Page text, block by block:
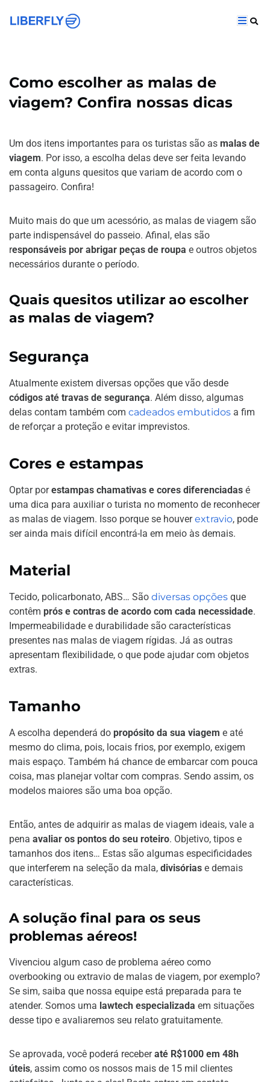
Como escolher as malas de
viagem? Confira nossas dicas
Um dos itens importantes para os turistas são as malas de
viagem. Por isso, a escolha delas deve ser feita levando
em conta alguns quesitos que variam de acordo com o
passageiro. Confira!
Muito mais do que um acessório, as malas de viagem são
parte indispensável do passeio. Afinal, elas são
responsáveis por abrigar peças de roupa e outros objetos
necessários durante o período.
Quais quesitos utilizar ao escolher
as malas de viagem?
Segurança
Atualmente existem diversas opções que vão desde
códigos até travas de segurança. Além disso, algumas
delas contam também com cadeados embutidos a fim
de reforçar a proteção e evitar imprevistos.
Cores e estampas
Optar porestampas chamativas e cores diferenciadas é
uma dica para auxiliar o turista no momento de reconhecer
as malas de viagem. Isso porque se houverextravio, pode
ser ainda mais difícil encontrá-la em meio às demais.
Material
Tecido, policarbonato, ABS… São diversas opções que
contêm prós e contras de acordo com cada necessidade.
Impermeabilidade e durabilidade são características
presentes nas malas de viagem rígidas. Já as outras
apresentam flexibilidade, o que pode ajudar com objetos
extras.
Tamanho
A escolha dependerá do propósito da sua viagem e até
mesmo do clima, pois, locais frios, por exemplo, exigem
mais espaço. Também há chance de embarcar com pouca
coisa, mas planejar voltar com compras. Sendo assim, os
modelos maiores são uma boa opção.
Então, antes de adquirir as malas de viagem ideais, vale a
pena avaliar os pontos do seu roteiro. Objetivo, tipos e
tamanhos dos itens… Estas são algumas especificidades
que interferem na seleção da mala, divisórias e demais
características.
A solução final para os seus
problemas aéreos!
Vivenciou algum caso de problema aéreo como
overbooking ou extravio de malas de viagem, por exemplo?
Se sim, saiba que nossa equipe está preparada para te
atender. Somos uma lawtech especializada em situações
desse tipo e avaliaremos seu relato gratuitamente.
Se aprovada, você poderá receberaté R$1000 em 48h
úteis, assim como os nossos mais de 15 mil clientes